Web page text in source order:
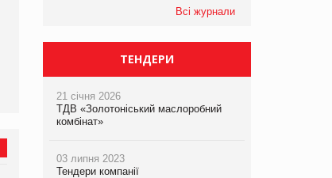
Всі журнали
ТЕНДЕРИ
21 січня 2026
ТДВ «Золотоніський маслоробний
комбінат»
03 липня 2023
Тендери компанії